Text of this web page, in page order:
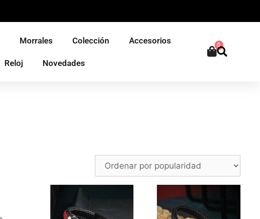
Morrales Colección Accesorios
Reloj Novedades
0